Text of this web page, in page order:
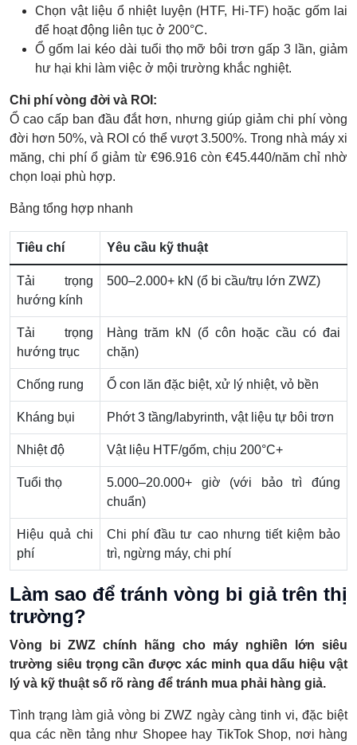
Chọn vật liệu ổ nhiệt luyện (HTF, Hi-TF) hoặc gốm lai
để hoạt động liên tục ở 200°C.
Ổ gốm lai kéo dài tuổi thọ mỡ bôi trơn gấp 3 lần, giảm
hư hại khi làm việc ở mội trường khắc nghiệt.
Chi phí vòng đời và ROI:
Ổ cao cấp ban đầu đắt hơn, nhưng giúp giảm chi phí vòng
đời hơn 50%, và ROI có thể vượt 3.500%. Trong nhà máy xi
măng, chi phí ổ giảm từ €96.916 còn €45.440/năm chỉ nhờ
chọn loại phù hợp.
Bảng tổng hợp nhanh
Tiêu chí Yêu cầu kỹ thuật
Tải trọng
hướng kính
500–2.000+ kN (ổ bi cầu/trụ lớn ZWZ)
Tải trọng
hướng trục
Hàng trăm kN (ổ côn hoặc cầu có đai
chặn)
Chống rung Ổ con lăn đặc biệt, xử lý nhiệt, vỏ bền
Kháng bụi Phớt 3 tầng/labyrinth, vật liệu tự bôi trơn
Nhiệt độ Vật liệu HTF/gốm, chịu 200°C+
Tuổi thọ
5.000–20.000+ giờ (với bảo trì đúng
chuẩn)
Hiệu quả chi
phí
Chi phí đầu tư cao nhưng tiết kiệm bảo
trì, ngừng máy, chi phí
Làm sao để tránh vòng bi giả trên thị
trường?
Vòng bi ZWZ chính hãng cho máy nghiền lớn siêu
trường siêu trọng cần được xác minh qua dấu hiệu vật
lý và kỹ thuật số rõ ràng để tránh mua phải hàng giả.
Tình trạng làm giả vòng bi ZWZ ngày càng tinh vi, đặc biệt
qua các nền tảng như Shopee hay TikTok Shop, nơi hàng